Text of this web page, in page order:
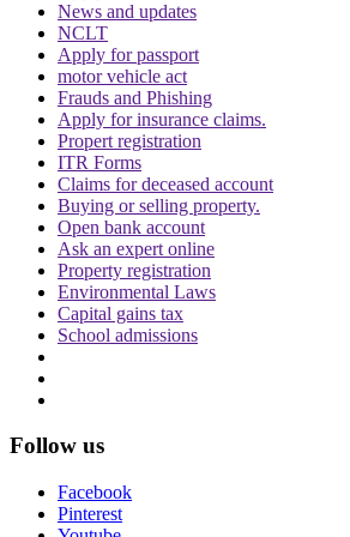
Justice SN Dhingra
Trending in Hindi
CJI पर जूता फेंकने वाले वकील की बढ़ी मुश्किलें, AG
ने 'अवमानना' की कार्यवाही शुरू करने की इजाजत दी
पर्सनैलिटी राइट्स मामले में ऋतिक रोशन को मिली
को ऐसे पोस्ट हटाने होंगे
News and updates
NCLT
Apply for passport
motor vehicle act
Frauds and Phishing
Apply for insurance claims.
Propert registration
ITR Forms
Claims for deceased account
Buying or selling property.
Open bank account
Ask an expert online
Property registration
Environmental Laws
Capital gains tax
School admissions
Follow us
Facebook
Pinterest